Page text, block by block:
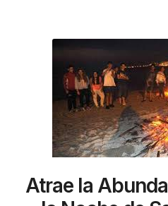
Atrae la